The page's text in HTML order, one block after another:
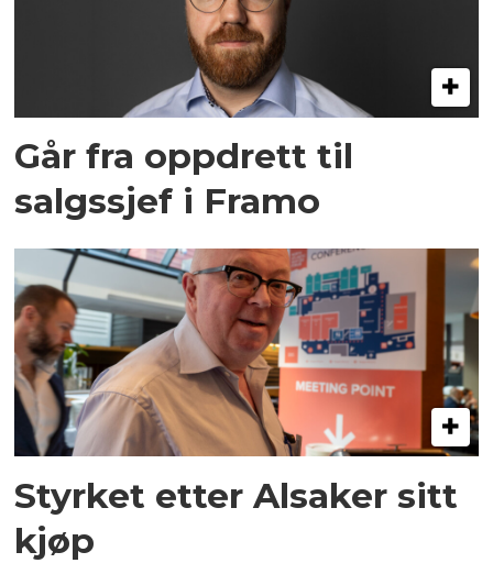
Går fra oppdrett til
salgssjef i Framo
Styrket etter Alsaker sitt
kjøp